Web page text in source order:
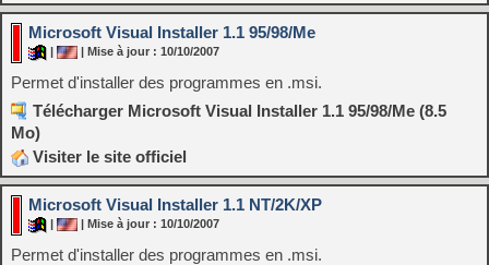
Microsoft Visual Installer 1.1 95/98/Me
| | Mise à jour : 10/10/2007
Permet d'installer des programmes en .msi.
Télécharger Microsoft Visual Installer 1.1 95/98/Me (8.5
Mo)
Visiter le site officiel
Microsoft Visual Installer 1.1 NT/2K/XP
| | Mise à jour : 10/10/2007
Permet d'installer des programmes en .msi.